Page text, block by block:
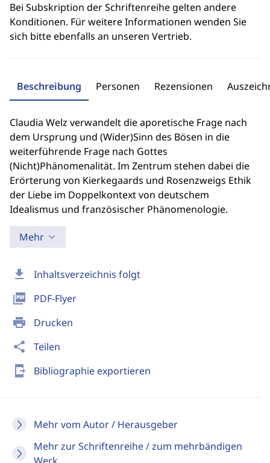
download Inhaltsverzeichnis folgt
picture_as_pdf PDF-Flyer
print Drucken
share Teilen
send_to_mobile Bibliographie exportieren
Mehr vom Autor / Herausgeber
Mehr zur Schriftenreihe / zum mehrbändigen
Bei Subskription der Schriftenreihe gelten andere
Konditionen. Für weitere Informationen wenden Sie
sich bitte ebenfalls an unseren Vertrieb.
Beschreibung Personen Rezensionen
Claudia Welz verwandelt die aporetische Frage nach
dem Ursprung und (Wider)Sinn des Bösen in die
weiterführende Frage nach Gottes
(Nicht)Phänomenalität. Im Zentrum stehen dabei die
Erörterung von Kierkegaards und Rosenzweigs Ethik
der Liebe im Doppelkontext von deutschem
Idealismus und französischer Phänomenologie.
Mehr